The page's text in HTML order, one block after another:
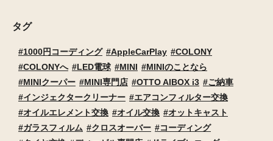
タグ
1000円コーディング AppleCarPlay
COLONY
COLONYへ
LED電球 MINI
MINIのことなら
MINIクーパー
MINI専門店 OTTO AIBOX i3
ご納車
インジェクタークリーナー
エアコンフィルター交換
オイルエレメント交換
オイル交換
オットキャスト
ガラスフィルム
クロスオーバー
コーディング